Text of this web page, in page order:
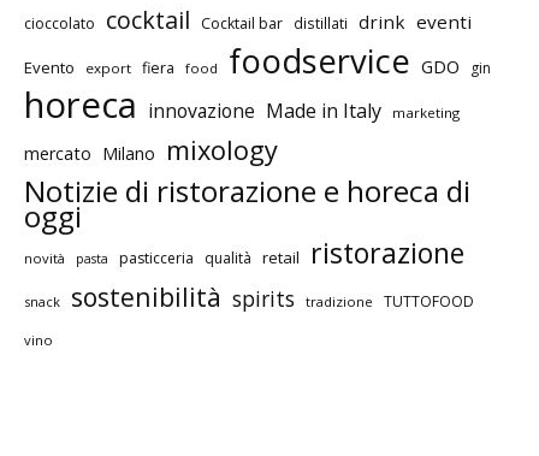
cioccolato cocktail Cocktail bar distillati drink eventi
Evento export fiera food foodservice GDO gin
horeca innovazione Made in Italy marketing
mercato Milano mixology
Notizie di ristorazione e horeca di
oggi
novità pasta pasticceria qualità retail ristorazione
snack sostenibilità spirits tradizione TUTTOFOOD
vino